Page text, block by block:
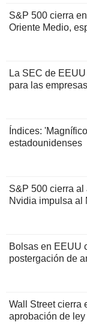
S&P 500 cierra
Oriente Medio,
La SEC de
para las
Índices:
estadounidenses
S&P 500 cierra al
Nvidia impulsa al
Bolsas en EEUU
postergación de
Wall Street cierra
aprobación de